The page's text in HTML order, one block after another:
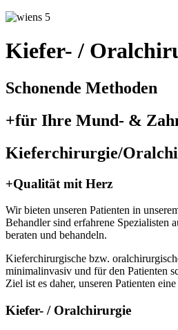
Kiefer- /
Schonende Methoden
+für Ihre Mund- &
Kieferchirurgie/
+Qualität mit Herz
Wir bieten unseren Patienten in
Behandler sind erfahrene Spezialisten
beraten und behandeln.
Kieferchirurgische bzw.
minimalinvasiv und für den Patienten
Ziel ist es daher, unseren Patienten
Kiefer- / Oralchirurgie